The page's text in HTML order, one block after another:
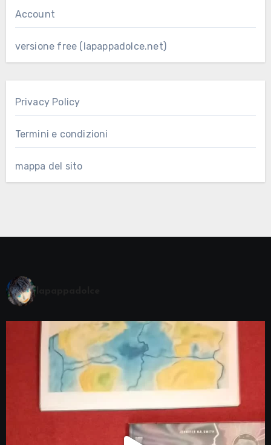
Account
versione free (lapappadolce.net)
Privacy Policy
Termini e condizioni
mappa del sito